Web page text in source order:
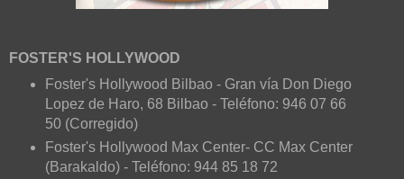
FOSTER'S HOLLYWOOD
Foster's Hollywood Bilbao - Gran vía Don Diego
Lopez de Haro, 68 Bilbao - Teléfono: 946 07 66
50 (Corregido)
Foster's Hollywood Max Center- CC Max Center
(Barakaldo) - Teléfono: 944 85 18 72